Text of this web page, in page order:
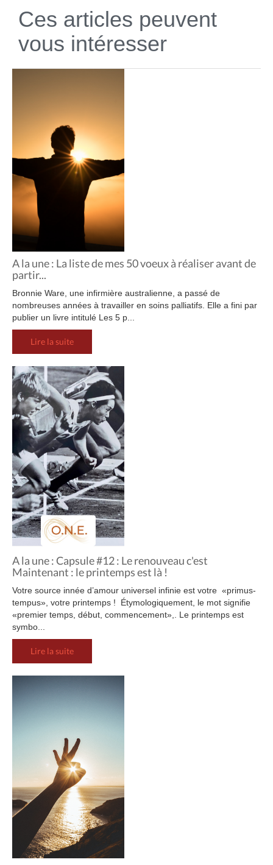
Ces articles peuvent
vous intéresser
A la une : La liste de mes 50 voeux à réaliser avant de
partir...
Bronnie Ware, une infirmière australienne, a passé de
nombreuses années à travailler en soins palliatifs. Elle a fini par
publier un livre intitulé Les 5 p...
Lire la suite
A la une : Capsule #12 : Le renouveau c'est
Maintenant : le printemps est là !
Votre source innée d’amour universel infinie est votre «primus-
tempus», votre printemps ! Étymologiquement, le mot signifie
«premier temps, début, commencement»,. Le printemps est
symbo...
Lire la suite